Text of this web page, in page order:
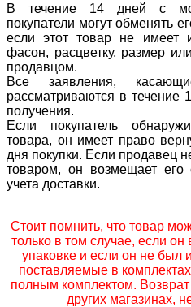
В течение 14 дней с
покупатели могут обменять
если этот товар не имеет
фасон, расцветку, размер
продавцом.
Все заявления,
рассматриваются в течение
получения.
Если покупатель
товара, он имеет право
дня покупки. Если продавец
товаром, он возмещает его
учета доставки.
Стоит помнить, что товар
только в том случае, если
упаковке и если он не был
поставляемые в
полным комплектом.
других магазинах,